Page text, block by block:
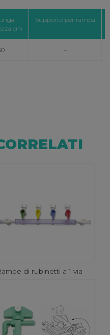
cm
Supporto per rampa
–
di rubinetti a 1 via